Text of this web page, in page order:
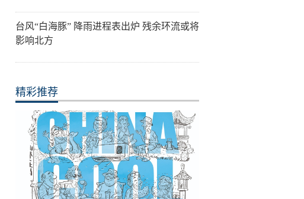
台风“白海豚” 降雨进程表出炉 残余环流或将
影响北方
精彩推荐